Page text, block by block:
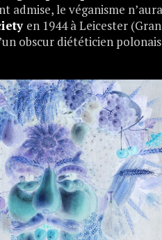
admise, le véganisme
en 1944 à Leicester
obscur diététicien